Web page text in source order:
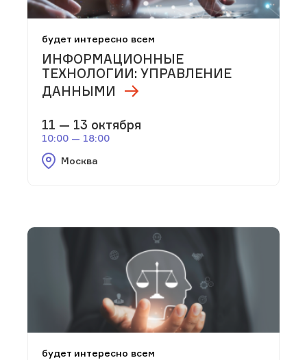
будет интересно всем
ИНФОРМАЦИОННЫЕ
ТЕХНОЛОГИИ: УПРАВЛЕНИЕ
ДАННЫМИ
11 — 13 октября
10:00 — 18:00
Москва
будет интересно всем